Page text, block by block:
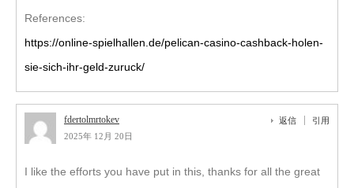
References:
https://online-spielhallen.de/pelican-casino-cashback-holen-
sie-sich-ihr-geld-zuruck/
fdertolmrtokev
2025年 12月 20日
返信 引用
I like the efforts you have put in this, thanks for all the great